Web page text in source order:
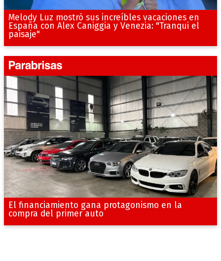
Melody Luz mostró sus increíbles vacaciones en
España con Alex Caniggia y Venezia: "Tranqui el
paisaje"
El financiamiento gana protagonismo en la
compra del primer auto